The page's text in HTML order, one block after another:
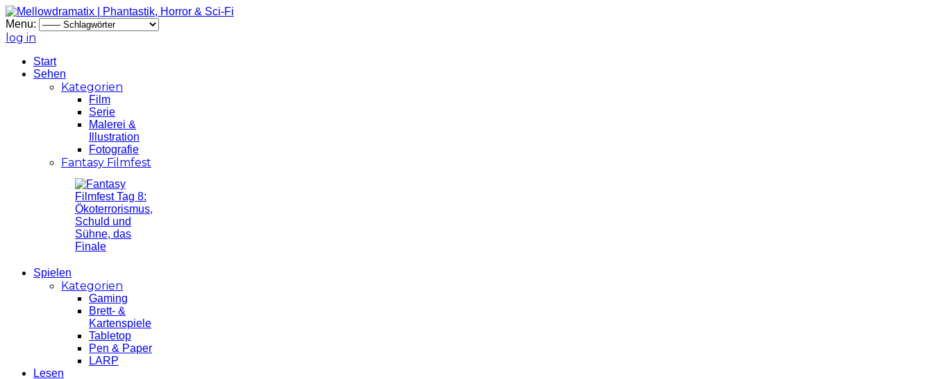
Menu:
log in
Start
Sehen
Kategorien
Film
Serie
Malerei &
Illustration
Fotografie
Fantasy Filmfest
Spielen
Kategorien
Gaming
Brett- &
Kartenspiele
Tabletop
Pen & Paper
LARP
Lesen